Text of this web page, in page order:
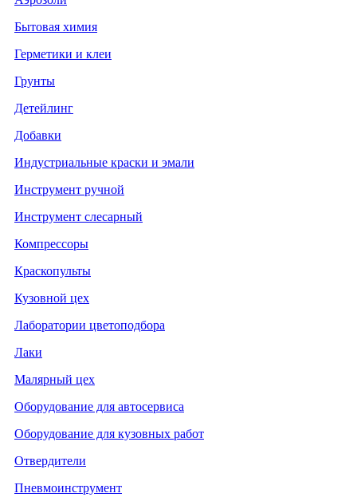
Бытовая химия
Герметики и клеи
Грунты
Детейлинг
Добавки
Индустриальные краски и эмали
Инструмент ручной
Инструмент слесарный
Компрессоры
Краскопульты
Кузовной цех
Лаборатории цветоподбора
Лаки
Малярный цех
Оборудование для автосервиса
Оборудование для кузовных работ
Отвердители
Пневмоинструмент